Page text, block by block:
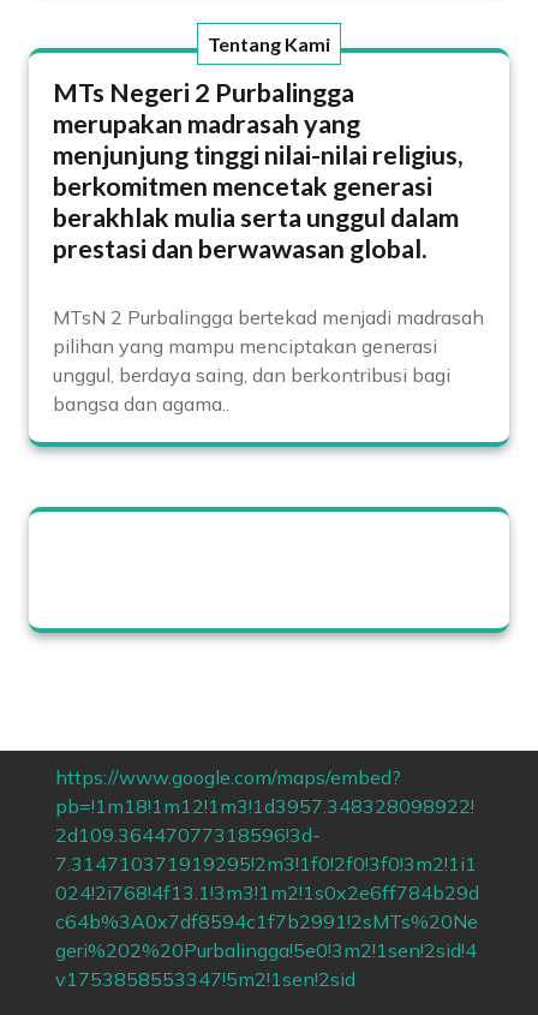
Tentang Kami
MTs Negeri 2 Purbalingga
merupakan madrasah yang
menjunjung tinggi nilai-nilai religius,
berkomitmen mencetak generasi
berakhlak mulia serta unggul dalam
prestasi dan berwawasan global.
MTsN 2 Purbalingga bertekad menjadi madrasah
pilihan yang mampu menciptakan generasi
unggul, berdaya saing, dan berkontribusi bagi
bangsa dan agama..
https://www.google.com/maps/embed?
pb=!1m18!1m12!1m3!1d3957.348328098922!
2d109.36447077318596!3d-
7.314710371919295!2m3!1f0!2f0!3f0!3m2!1i1
024!2i768!4f13.1!3m3!1m2!1s0x2e6ff784b29d
c64b%3A0x7df8594c1f7b2991!2sMTs%20Ne
geri%202%20Purbalingga!5e0!3m2!1sen!2sid!4
v1753858553347!5m2!1sen!2sid